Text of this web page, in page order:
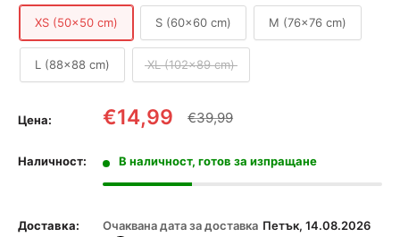
XS (50x50 cm) S (60x60 cm) M (76x76 cm)
L (88x88 cm) XL (102x89 cm)
Цена:
Промоционална
€14,99 Редовна
цена
€39,99
Наличност: В наличност, готов за изпращане
Доставка: Очаквана дата за доставка Петък, 14.08.2026